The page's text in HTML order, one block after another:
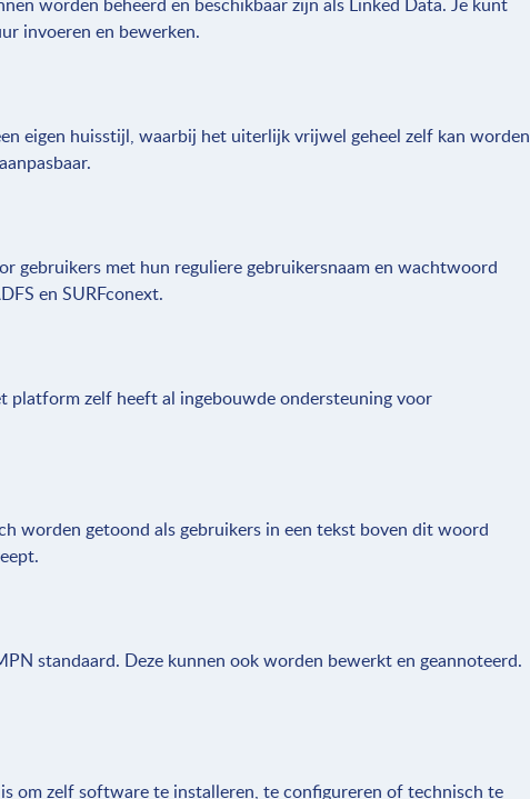
invoeren en bewerken.
eigen huisstijl, waarbij het uiterlijk vrijwel geheel zelf kan worden
gebruikers met hun reguliere gebruikersnaam en wachtwoord
en SURFconext.
platform zelf heeft al ingebouwde ondersteuning voor
worden getoond als gebruikers in een tekst boven dit woord
standaard. Deze kunnen ook worden bewerkt en geannoteerd.
om zelf software te installeren, te configureren of technisch te